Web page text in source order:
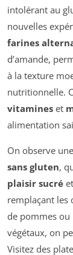
intolérant au
nouvelles
farines
d’amande,
à la texture
nutritionnelle.
vitamines et
alimentation
On observe
sans gluten,
plaisir sucré et
remplaçant les
de pommes ou
végétaux, on
Visitez des